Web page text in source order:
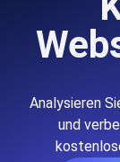
Analysieren
und